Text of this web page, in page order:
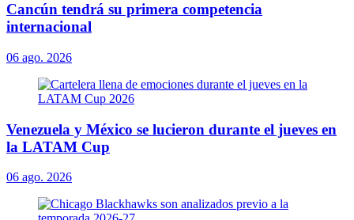
Cancún tendrá su primera competencia
internacional
06 ago. 2026
Venezuela y México se lucieron durante el jueves en
la LATAM Cup
06 ago. 2026